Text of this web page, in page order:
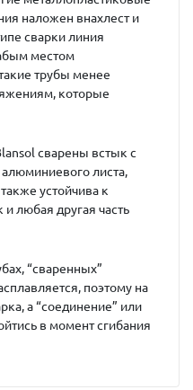
наложен внахлест и
сварки линия
местом
трубы менее
которые
сварены встык с
листа,
устойчива к
любая другая часть
“сваренных”
поэтому на
а “соединение” или
в момент сгибания